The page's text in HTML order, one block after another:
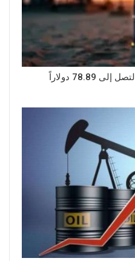
تراجع طفيف لأسعار خام برنت لتصل إلى 78.89 دولاراً